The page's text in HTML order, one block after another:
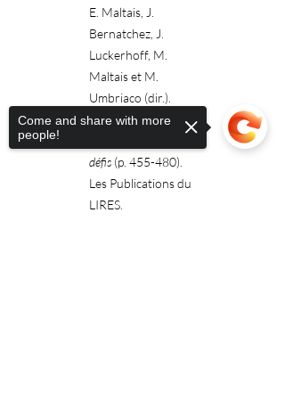
E. Maltais, J.
Bernatchez, J.
Luckerhoff, M.
Maltais et M.
Umbriaco (dir.).
L’université au
défis (p. 455-480).
Les Publications du
LIRES.
Come and share with more
people!